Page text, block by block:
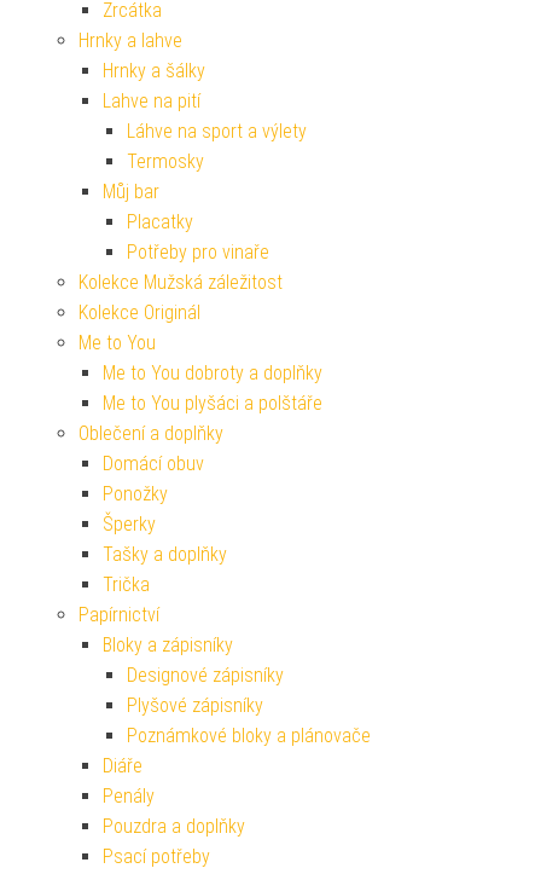
Zrcátka
Hrnky a lahve
Hrnky a šálky
Lahve na pití
Láhve na sport a výlety
Termosky
Můj bar
Placatky
Potřeby pro vinaře
Kolekce Mužská záležitost
Kolekce Originál
Me to You
Me to You dobroty a doplňky
Me to You plyšáci a polštáře
Oblečení a doplňky
Domácí obuv
Ponožky
Šperky
Tašky a doplňky
Trička
Papírnictví
Bloky a zápisníky
Designové zápisníky
Plyšové zápisníky
Poznámkové bloky a plánovače
Diáře
Penály
Pouzdra a doplňky
Psací potřeby